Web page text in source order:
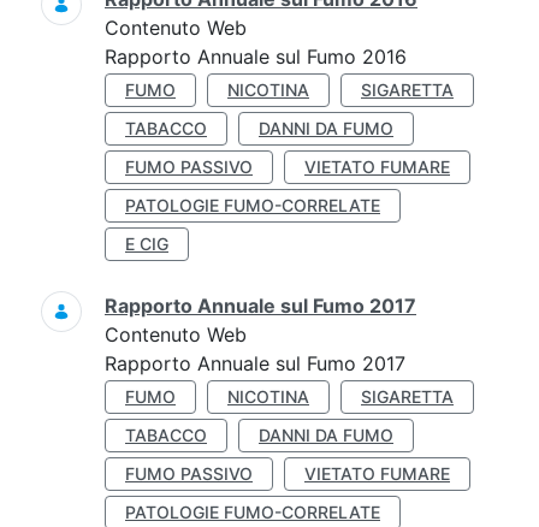
Contenuto Web
Rapporto Annuale sul Fumo 2016
FUMO NICOTINA
SIGARETTA
TABACCO
DANNI DA FUMO
FUMO PASSIVO
VIETATO FUMARE
PATOLOGIE FUMO-CORRELATE
E CIG
Rapporto Annuale sul Fumo 2017
Contenuto Web
Rapporto Annuale sul Fumo 2017
FUMO NICOTINA
SIGARETTA
TABACCO
DANNI DA FUMO
FUMO PASSIVO
VIETATO FUMARE
PATOLOGIE FUMO-CORRELATE